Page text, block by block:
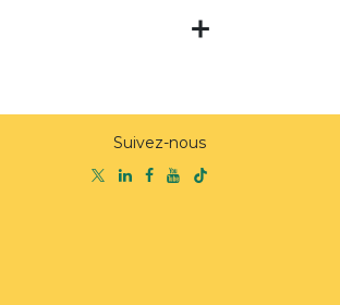
Suivez-nous